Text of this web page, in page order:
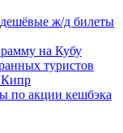
ж/д билеты
на Кубу
туристов
Кипр
по акции кешбэка